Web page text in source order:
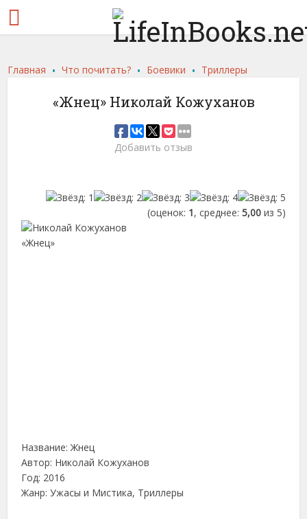
Главная .Что почитать? . Боевики . Триллеры
«Жнец» Николай Кожуханов
Добавить отзыв
(оценок: 1, среднее: 5,00из 5)
Название: Жнец
Автор: Николай Кожуханов
Год: 2016
Жанр: Ужасы и Мистика, Триллеры